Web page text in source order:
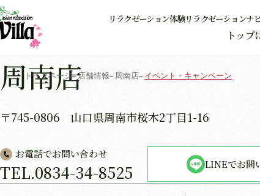
トップ
リラクゼーション体験リラクゼーションナ
周南店
〒745-0806 山口県周南市桜木2丁目1-16
お電話でお問い合わせ
TEL.0834-34-8525 LINEでお問
トップページ 店舗情報 周南店 イベント・キャンペーン